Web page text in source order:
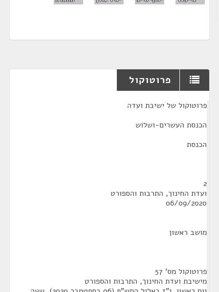
פרוטוקול
פרוטוקול של ישיבת ועדה
הכנסת העשרים-ושלוש
הכנסת
2
ועדת החינוך, התרבות והספורט
06/09/2020
מושב ראשון
פרוטוקול מס' 57
מישיבת ועדת החינוך, התרבות והספורט